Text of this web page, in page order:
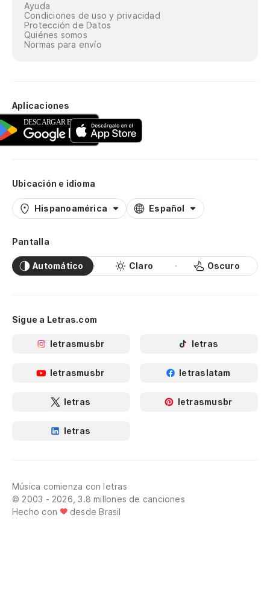
Ayuda
Condiciones de uso y privacidad
Protección de Datos
Quiénes somos
Normas para envío
Aplicaciones
Ubicación e idioma
Hispanoamérica Español
Pantalla
Automático Claro Oscuro
Sigue a Letras.com
letrasmusbr letras
letrasmusbr letraslatam
letras letrasmusbr
letras
Música comienza con letras
© 2003 - 2026, 3.8 millones de canciones
Hecho con
desde Brasil